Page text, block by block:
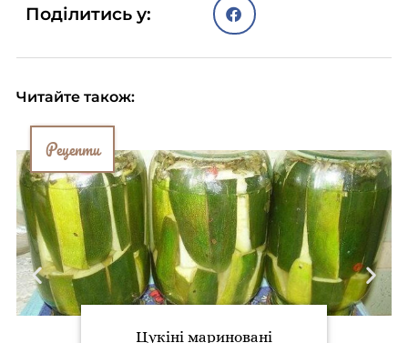
Поділитись у:
Читайте також:
Рецепти
Цукіні мариновані